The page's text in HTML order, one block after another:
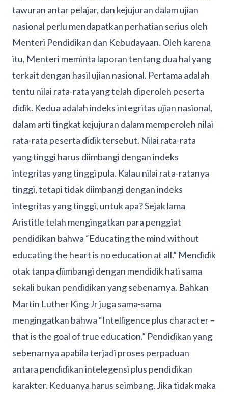
tawuran antar pelajar, dan kejujuran dalam ujian
nasional perlu mendapatkan perhatian serius oleh
Menteri Pendidikan dan Kebudayaan. Oleh karena
itu, Menteri meminta laporan tentang dua hal yang
terkait dengan hasil ujian nasional. Pertama adalah
tentu nilai rata-rata yang telah diperoleh peserta
didik. Kedua adalah indeks integritas ujian nasional,
dalam arti tingkat kejujuran dalam memperoleh nilai
rata-rata peserta didik tersebut. Nilai rata-rata
yang tinggi harus diimbangi dengan indeks
integritas yang tinggi pula. Kalau nilai rata-ratanya
tinggi, tetapi tidak diimbangi dengan indeks
integritas yang tinggi, untuk apa? Sejak lama
Aristitle telah mengingatkan para penggiat
pendidikan bahwa “Educating the mind without
educating the heart is no education at all.” Mendidik
otak tanpa diimbangi dengan mendidik hati sama
sekali bukan pendidikan yang sebenarnya. Bahkan
Martin Luther King Jr juga sama-sama
mengingatkan bahwa “Intelligence plus character –
that is the goal of true education.” Pendidikan yang
sebenarnya apabila terjadi proses perpaduan
antara pendidikan intelegensi plus pendidikan
karakter. Keduanya harus seimbang. Jika tidak maka